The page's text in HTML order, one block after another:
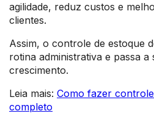
agilidade, reduz custos e
clientes.
Assim, o controle de estoque
rotina administrativa e passa
crescimento.
Leia mais: Como fazer
completo